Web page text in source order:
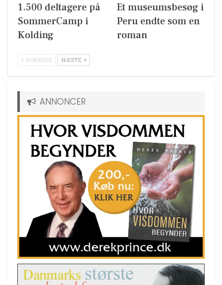
1.500 deltagere på
SommerCamp i
Kolding
Et museumsbesøg i
Peru endte som en
roman
FORRIGE NÆSTE
ANNONCER